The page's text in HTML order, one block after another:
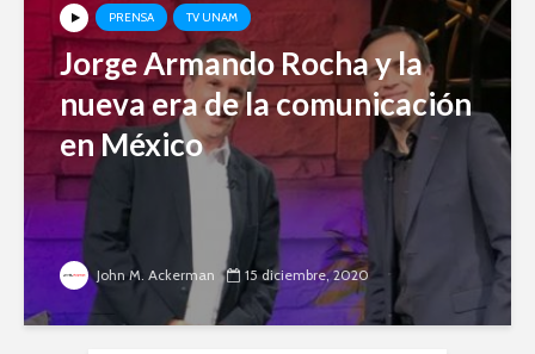
PRENSA TV UNAM
Jorge Armando Rocha y la
nueva era de la comunicación
en México
John M. Ackerman 15 diciembre, 2020